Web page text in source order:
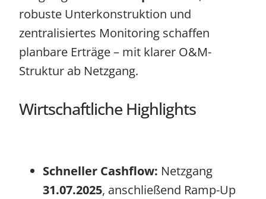
robuste Unterkonstruktion und
zentralisiertes Monitoring schaffen
planbare Erträge – mit klarer O&M-
Struktur ab Netzgang.
Wirtschaftliche Highlights
Schneller Cashflow: Netzgang
31.07.2025, anschließend Ramp-Up